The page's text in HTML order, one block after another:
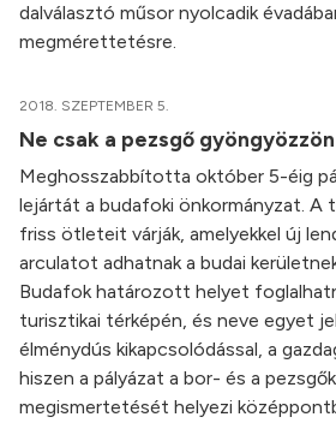
dalválasztó műsor nyolcadik
megmérettetésre.
2018. SZEPTEMBER 5.
Ne csak a pezsgő
Meghosszabbította október 5-éig
lejártát a budafoki önkormányzat. A
friss ötleteit várják, amelyekkel új
arculatot adhatnak a budai
Budafok határozott helyet
turisztikai térképén, és neve egyet
élménydús kikapcsolódással, a
hiszen a pályázat a bor- és a
megismertetését helyezi